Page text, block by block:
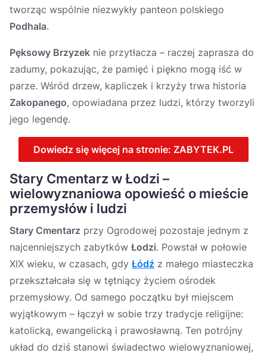
tworząc wspólnie niezwykły panteon polskiego
Podhala.
Pęksowy Brzyzek nie przytłacza – raczej zaprasza do
zadumy, pokazując, że pamięć i piękno mogą iść w
parze. Wśród drzew, kapliczek i krzyży trwa historia
Zakopanego, opowiadana przez ludzi, którzy tworzyli
jego legendę.
Dowiedz się więcej na stronie: ZABYTEK.PL
Stary Cmentarz w Łodzi –
wielowyznaniowa opowieść o mieście
przemysłów i ludzi
Stary Cmentarz przy Ogrodowej pozostaje jednym z
najcenniejszych zabytków Łodzi. Powstał w połowie
XIX wieku, w czasach, gdy Łódź z małego miasteczka
przekształcała się w tętniący życiem ośrodek
przemysłowy. Od samego początku był miejscem
wyjątkowym – łączył w sobie trzy tradycje religijne:
katolicką, ewangelicką i prawosławną. Ten potrójny
układ do dziś stanowi świadectwo wielowyznaniowej,